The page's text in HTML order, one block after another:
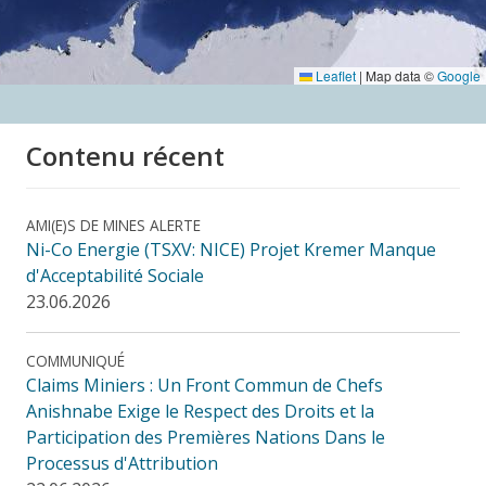
Leaflet | Map data ©Google
Contenu récent
AMI(E)S DE MINES ALERTE
Ni-Co Energie (TSXV: NICE) Projet Kremer Manque
d'Acceptabilité Sociale
23.06.2026
COMMUNIQUÉ
Claims Miniers : Un Front Commun de Chefs
Anishnabe Exige le Respect des Droits et la
Participation des Premières Nations Dans le
Processus d'Attribution